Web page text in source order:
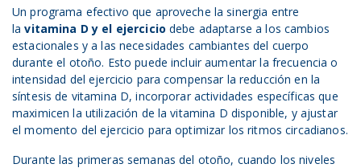
Un programa efectivo que aproveche la sinergia entre
lavitamina D y el ejercicio debe adaptarse a los cambios
estacionales y a las necesidades cambiantes del cuerpo
durante el otoño. Esto puede incluir aumentar la frecuencia o
intensidad del ejercicio para compensar la reducción en la
síntesis de vitamina D, incorporar actividades específicas que
maximicen la utilización de la vitamina D disponible, y ajustar
el momento del ejercicio para optimizar los ritmos circadianos.
Durante las primeras semanas del otoño, cuando los niveles